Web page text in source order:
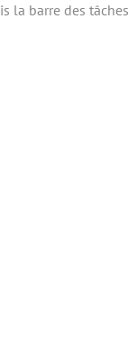
la barre des tâches